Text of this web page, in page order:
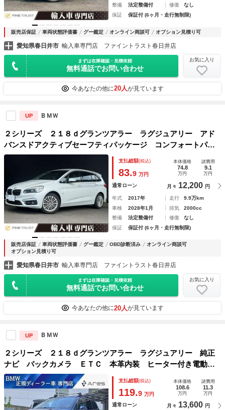
整備
法定整備付 修復
なし
保証
保証付 (6ヶ月・走行無制限)
販売店保証 車両状態評価書 グー鑑定 オンライン商談可 オプション見積り可
愛知県春日井市 輸入車専門店 ファイントラスト春日井店
まずは在庫確認・見積依頼
無料通話でお問い合わせ
お気に入り
今あなたの他に20人が見ています
UP ＢＭＷ
２シリーズ ２１８ｄグランツアラー ラグジュアリー アド
バンスドアクティブセーフティパッケージ コンフォートパッ
ケージ ６ヶ月走行距離無制限保証付 アダプティブクルーズ
コントロール 本革キャメルシート ＬＥＤヘッドライト 禁
煙車 純正ＨＤＤナビ
支払総額(税込)
83.9 万円
本体価格
74.8
万円
諸費用
9.1
万円
通常ローン 月々 12,200 円
年式 2017年 走行
9.9万km
車検
2028年1月 排気
2000cc
整備
法定整備付 修復
なし
保証
保証付 (6ヶ月・走行無制限)
販売店保証 車両状態評価書 グー鑑定 OBD診断済み
オンライン商談可
オプション見積り可
愛知県春日井市 輸入車専門店 ファイントラスト春日井店
まずは在庫確認・見積依頼
無料通話でお問い合わせ
お気に入り
今あなたの他に20人が見ています
UP ＢＭＷ
２シリーズ ２１８ｄグランツアラー ラグジュアリー 純正
ナビ バックカメラ ＥＴＣ 本革内装 ヒーター付き電動シ
ート インテリジェントセーフティ ＡＣＣ ＨＵＤ Ｐアシ
スト 電動リヤゲート ＬＥＤヘッドライト スマートキー
純正１７インチアルミホイール
支払総額(税込)
119.9 万円
本体価格
108.6
万円
諸費用
11.3
万円
通常ローン 月々 13,600 円